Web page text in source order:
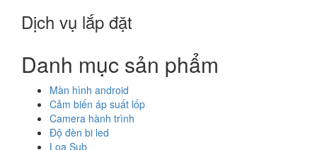
Dịch vụ lắp đặt
Danh mục sản phẩm
Màn hình android
Cảm biến áp suất lốp
Camera hành trình
Độ đèn bi led
Loa Sub